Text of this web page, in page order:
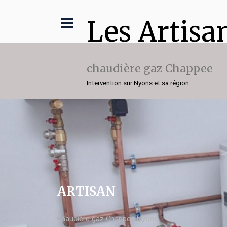
Les
chaudière gaz Chappee
Intervention sur Nyons et sa région
ARTISAN
chaudière gaz Chappee Nyons